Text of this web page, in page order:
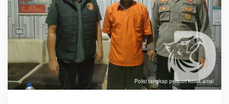
Polisi tangkap pencuri kotak amal